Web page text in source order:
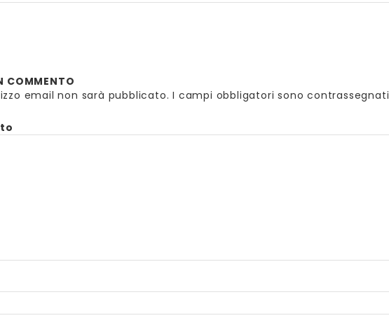
COMMENTO
email non sarà pubblicato. I campi obbligatori sono contrassegnati